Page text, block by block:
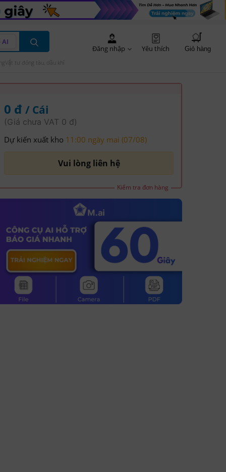
AI
Đăng nhập Yêu thích Giỏ hàng
Vật tư đóng tàu, dầu khí
0 đ / Cái
(Giá chưa VAT 0 đ)
Dự kiến xuất kho 11:00 ngày mai (07/08)
Vui lòng liên hệ
Kiểm tra đơn hàng